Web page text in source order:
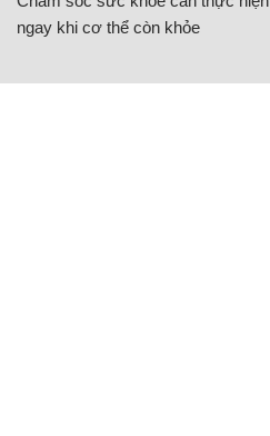
ngay khi cơ thể còn khỏe